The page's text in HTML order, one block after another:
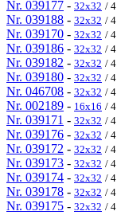
Nr. 039177 - 32x32 / 4
Nr. 039188 - 32x32 / 4
Nr. 039170 - 32x32 / 4
Nr. 039186 - 32x32 / 4
Nr. 039182 - 32x32 / 4
Nr. 039180 - 32x32 / 4
Nr. 046708 - 32x32 / 4
Nr. 002189 - 16x16 / 4
Nr. 039171 - 32x32 / 4
Nr. 039176 - 32x32 / 4
Nr. 039172 - 32x32 / 4
Nr. 039173 - 32x32 / 4
Nr. 039174 - 32x32 / 4
Nr. 039178 - 32x32 / 4
Nr. 039175 - 32x32 / 4